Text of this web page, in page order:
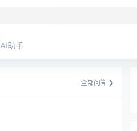
AI助手
全部问答 ❯